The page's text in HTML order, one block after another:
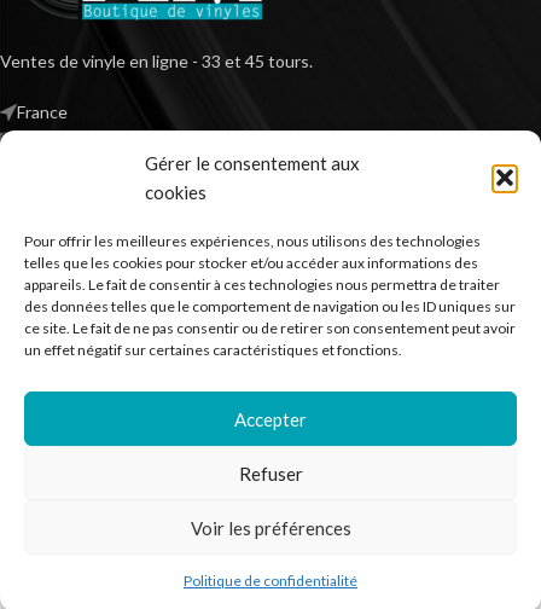
Gérer le consentement aux
cookies
Pour offrir les meilleures expériences, nous utilisons des technologies
telles que les cookies pour stocker et/ou accéder aux informations des
appareils. Le fait de consentir à ces technologies nous permettra de traiter
des données telles que le comportement de navigation ou les ID uniques sur
ce site. Le fait de ne pas consentir ou de retirer son consentement peut avoir
un effet négatif sur certaines caractéristiques et fonctions.
Accepter
Refuser
Voir les préférences
Politique de confidentialité
Ventes de vinyle en ligne - 33 et 45 tours.
France
*TVA non applicable – article 293 B du CGI
RECHERCHER DES PRODUITS
NOS SERVICES
BESOIN D’AIDE ?
Kilm Music2023